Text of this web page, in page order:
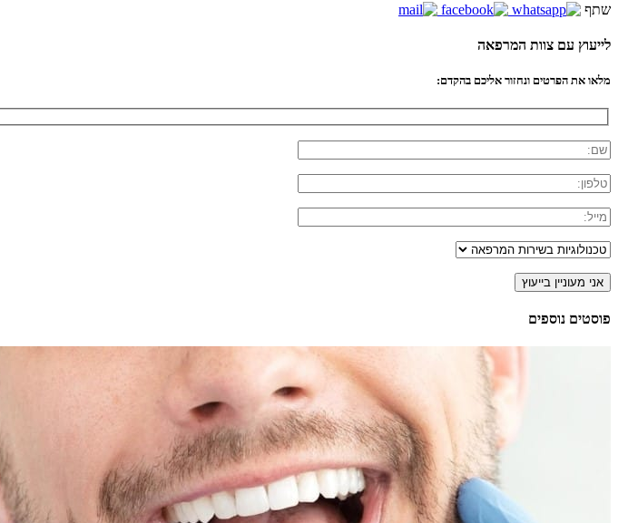
שתף
לייעוץ עם צוות המרפאה
מלאו את הפרטים ונחזור אליכם בהקדם:
פוסטים נוספים